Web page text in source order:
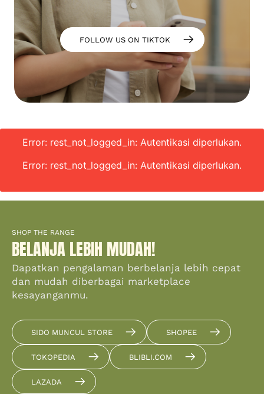
FOLLOW US ON TIKTOK
Error: rest_not_logged_in: Autentikasi diperlukan.
Error: rest_not_logged_in: Autentikasi diperlukan.
SHOP THE RANGE
BELANJA LEBIH MUDAH!
Dapatkan pengalaman berbelanja lebih cepat
dan mudah diberbagai marketplace
kesayanganmu.
SIDO MUNCUL STORE SHOPEE
TOKOPEDIA BLIBLI.COM
LAZADA